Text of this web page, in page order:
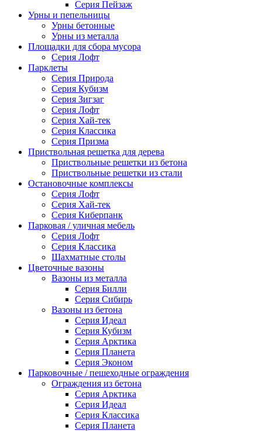
Серия Пейзаж
Урны и пепельницы
Урны бетонные
Урны из металла
Площадки для сбора мусора
Серия Лофт
Парклеты
Серия Природа
Серия Кубизм
Серия Зигзаг
Серия Лофт
Серия Хай-тек
Серия Классика
Серия Призма
Приствольная решетка для дерева
Приствольные решетки из бетона
Приствольные решетки из стали
Остановочные комплексы
Серия Лофт
Серия Хай-тек
Серия Киберпанк
Парковая / уличная мебель
Серия Лофт
Серия Классика
Шахматные столы
Цветочные вазоны
Вазоны из металла
Серия Билли
Серия Сибирь
Вазоны из бетона
Серия Идеал
Серия Кубизм
Серия Арктика
Серия Планета
Серия Эконом
Парковочные / пешеходные ограждения
Ограждения из бетона
Серия Арктика
Серия Идеал
Серия Классика
Серия Планета